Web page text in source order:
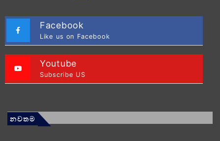
Facebook
Like us on Facebook
Youtube
Subscribe US
නවතම